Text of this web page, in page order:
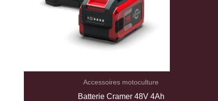
Accessoires motoculture
Batterie Cramer 48V 4Ah